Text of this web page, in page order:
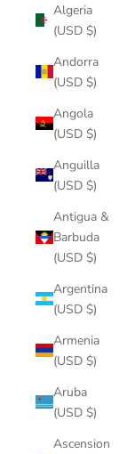
Algeria
(USD $)
Andorra
(USD $)
Angola
(USD $)
Anguilla
(USD $)
Antigua &
Barbuda
(USD $)
Argentina
(USD $)
Armenia
(USD $)
Aruba
(USD $)
Ascension